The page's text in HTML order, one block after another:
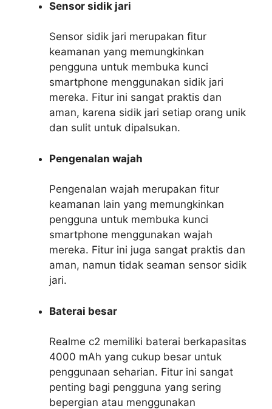
Sensor sidik jari
Sensor sidik jari merupakan fitur
keamanan yang memungkinkan
pengguna untuk membuka kunci
smartphone menggunakan sidik jari
mereka. Fitur ini sangat praktis dan
aman, karena sidik jari setiap orang unik
dan sulit untuk dipalsukan.
Pengenalan wajah
Pengenalan wajah merupakan fitur
keamanan lain yang memungkinkan
pengguna untuk membuka kunci
smartphone menggunakan wajah
mereka. Fitur ini juga sangat praktis dan
aman, namun tidak seaman sensor sidik
jari.
Baterai besar
Realme c2 memiliki baterai berkapasitas
4000 mAh yang cukup besar untuk
penggunaan seharian. Fitur ini sangat
penting bagi pengguna yang sering
bepergian atau menggunakan